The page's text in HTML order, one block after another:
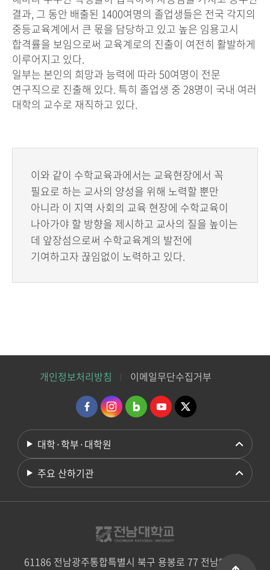
결과, 그 동안 배출된 1400여명의 졸업생들은 전국 각지의
중등교육계에서 큰 몫을 담당하고 있고 높은 임용고시
합격률을 보임으로써 교육계로의 진출이 여전히 활발하게
이루어지고 있다.
일부는 본인의 희망과 능력에 따라 50여명이 전문
연구직으로 진출해 있다. 특히 졸업생 중 28명이 국내 여러
대학의 교수로 재직하고 있다.
이와 같이 수학교육과에서는 교육현장에서 꼭
필요로 하는 교사의 양성을 위해 노력할 뿐만
아니라 이 지역 사회의 교육 현장에 수학교육이
나아가야 할 방향을 제시하고 교사의 질을 높이는
데 앞장섬으로써 수학교육계의 발전에
기여하고자 끊임없이 노력하고 있다.
개인정보처리방침 이메일무단수집거부
대학·학부·대학원
주요 산하기관
61186 전남광주통합특별시 북구 용봉로 77 전남대학교